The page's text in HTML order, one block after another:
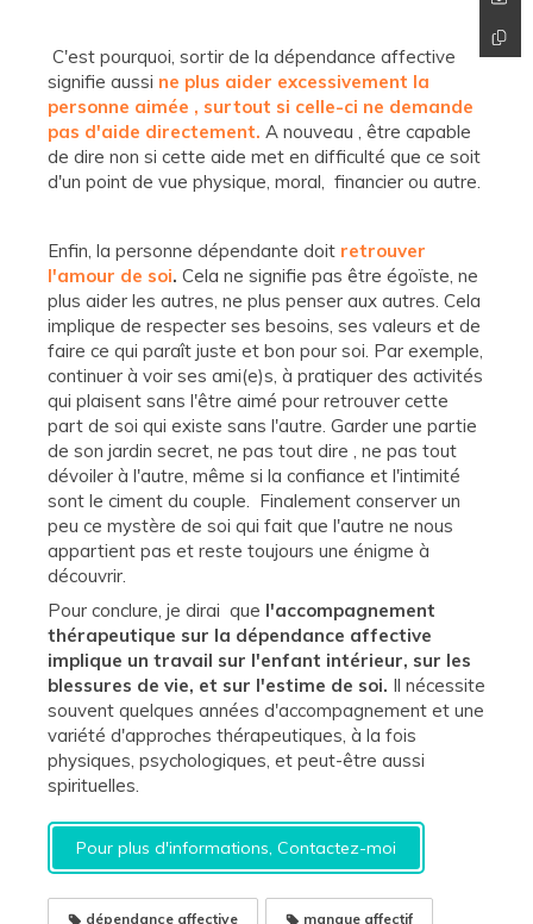
C'est pourquoi, sortir de la dépendance affective
signifie aussi ne plus aider excessivement la
personne aimée , surtout si celle-ci ne demande
pas d'aide directement. A nouveau , être capable
de dire non si cette aide met en difficulté que ce soit
d'un point de vue physique, moral, financier ou autre.
Enfin, la personne dépendante doit retrouver
l'amour de soi. Cela ne signifie pas être égoïste, ne
plus aider les autres, ne plus penser aux autres. Cela
implique de respecter ses besoins, ses valeurs et de
faire ce qui paraît juste et bon pour soi. Par exemple,
continuer à voir ses ami(e)s, à pratiquer des activités
qui plaisent sans l'être aimé pour retrouver cette
part de soi qui existe sans l'autre. Garder une partie
de son jardin secret, ne pas tout dire , ne pas tout
dévoiler à l'autre, même si la confiance et l'intimité
sont le ciment du couple. Finalement conserver un
peu ce mystère de soi qui fait que l'autre ne nous
appartient pas et reste toujours une énigme à
découvrir.
Pour conclure, je dirai que l'accompagnement
thérapeutique sur la dépendance affective
implique un travail sur l'enfant intérieur, sur les
blessures de vie, et sur l'estime de soi. Il nécessite
souvent quelques années d'accompagnement et une
variété d'approches thérapeutiques, à la fois
physiques, psychologiques, et peut-être aussi
spirituelles.
Pour plus d'informations, Contactez-moi
dépendance affective manque affectif